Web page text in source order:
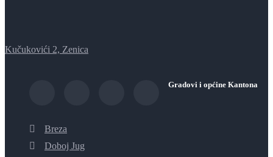
Kučukovići 2, Zenica
Gradovi i općine Kantona
Breza
Doboj Jug